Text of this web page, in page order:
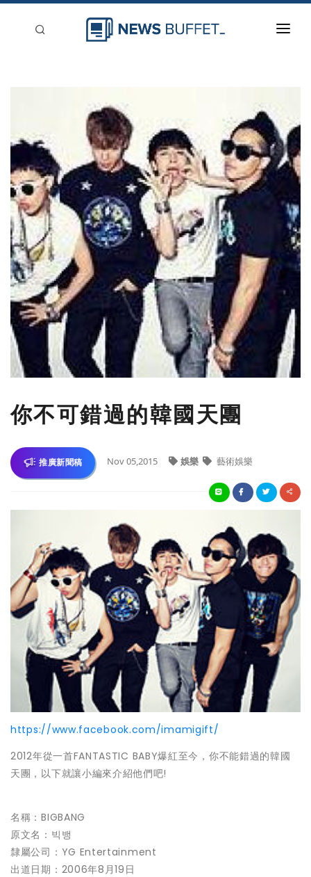
刊登
你不可錯過的韓國天團
推廣新聞稿 Nov 05,2015 娛樂 藝術娛樂
https://www.facebook.com/imamigift/
2012年從一首FANTASTIC BABY爆紅至今，你不能錯過的韓國
天團，以下就讓小編來介紹他們吧!
名稱：BIGBANG
原文名：빅뱅
隸屬公司：YG Entertainment
出道日期：2006年8月19日